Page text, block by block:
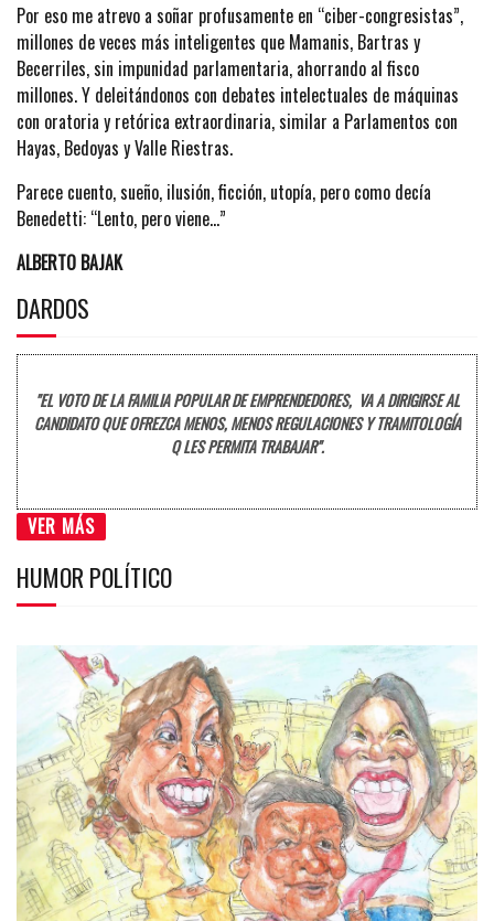
Por eso me atrevo a soñar profusamente en “ciber-congresistas”,
millones de veces más inteligentes que Mamanis, Bartras y
Becerriles, sin impunidad parlamentaria, ahorrando al fisco
millones. Y deleitándonos con debates intelectuales de máquinas
con oratoria y retórica extraordinaria, similar a Parlamentos con
Hayas, Bedoyas y Valle Riestras.
Parece cuento, sueño, ilusión, ficción, utopía, pero como decía
Benedetti: “Lento, pero viene…”
ALBERTO BAJAK
DARDOS
"EL VOTO DE LA FAMILIA POPULAR DE EMPRENDEDORES, VA A DIRIGIRSE AL
CANDIDATO QUE OFREZCA MENOS, MENOS REGULACIONES Y TRAMITOLOGÍA
Q LES PERMITA TRABAJAR".
VER MÁS
HUMOR POLÍTICO